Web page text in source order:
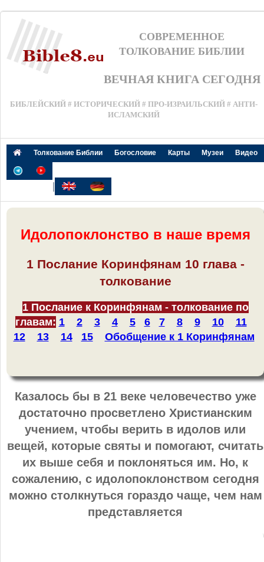
СОВРЕМЕННОЕ
ТОЛКОВАНИЕ БИБЛИИ
ВЕЧНАЯ КНИГА СЕГОДНЯ
БИБЛЕЙСКИЙ # ИСТОРИЧЕСКИЙ # ПРО-ИЗРАИЛЬСКИЙ # АНТИ-
ИСЛАМСКИЙ
Толкование Библии Богословие Карты Музеи Видео
|
Идолопоклонство в наше время
1 Послание Коринфянам 10 глава -
толкование
1 Послание к Коринфянам - толкование по
главам: 1 2 3 4 5 6 7 8 9 10
11
12
13 14 15 Обобщение к 1 Коринфянам
Казалось бы в 21 веке человечество уже
достаточно просветлено Христианским
учением, чтобы верить в идолов или
вещей, которые святы и помогают, считать
их выше себя и поклоняться им. Но, к
сожалению, с идолопоклонством сегодня
можно столкнуться гораздо чаще, чем нам
представляется